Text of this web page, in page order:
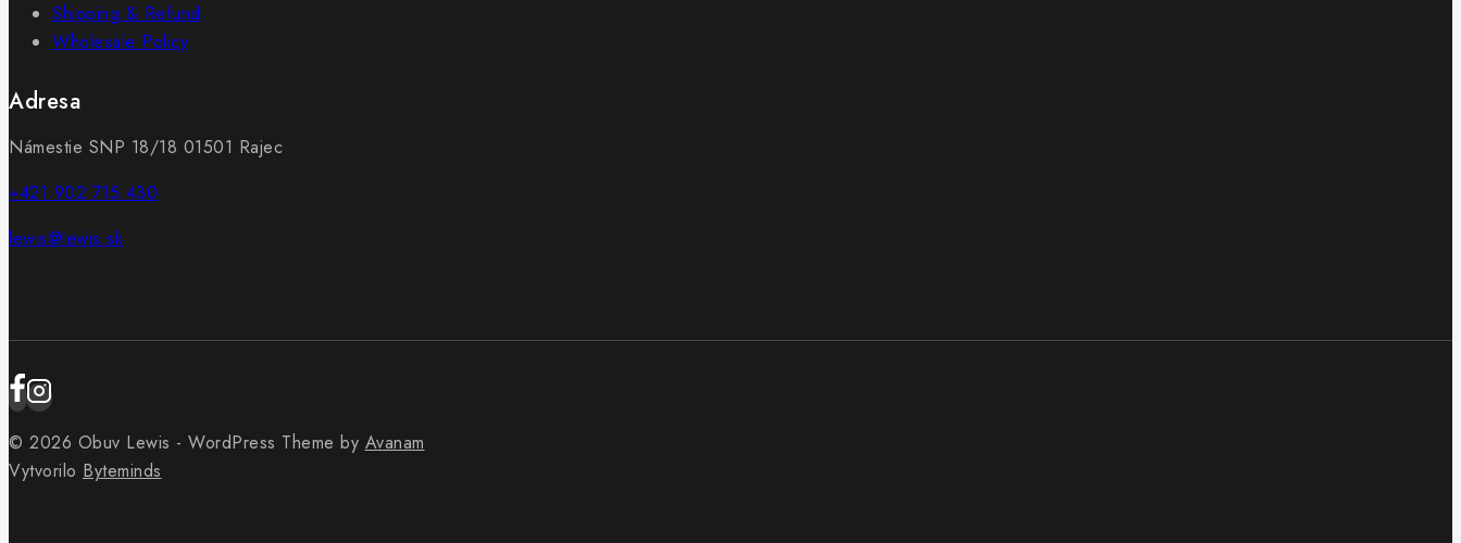
Shipping & Refund
Wholesale Policy
Adresa
Námestie SNP 18/18 01501 Rajec
+421 902 715 430
lewis@lewis.sk
© 2026 Obuv Lewis - WordPress Theme by Avanam
Vytvorilo Byteminds